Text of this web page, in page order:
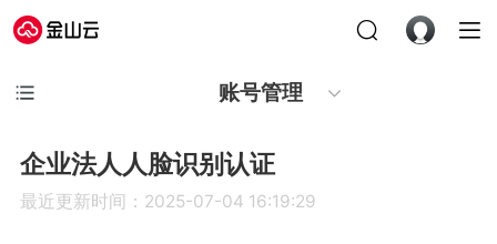
账号管理
企业法人人脸识别认证
最近更新时间：2025-07-04 16:19:29